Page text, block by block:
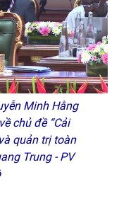
Minh Hằng
chủ đề “Cải
quản trị toàn
Trung - PV